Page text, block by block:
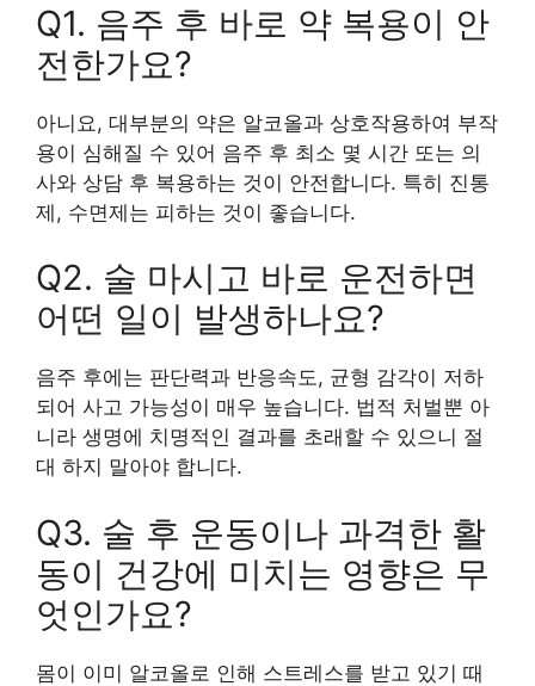
Q1. 음주 후 바로 약 복용이 안
전한가요?
아니요, 대부분의 약은 알코올과 상호작용하여 부작
용이 심해질 수 있어 음주 후 최소 몇 시간 또는 의
사와 상담 후 복용하는 것이 안전합니다. 특히 진통
제, 수면제는 피하는 것이 좋습니다.
Q2. 술 마시고 바로 운전하면
어떤 일이 발생하나요?
음주 후에는 판단력과 반응속도, 균형 감각이 저하
되어 사고 가능성이 매우 높습니다. 법적 처벌뿐 아
니라 생명에 치명적인 결과를 초래할 수 있으니 절
대 하지 말아야 합니다.
Q3. 술 후 운동이나 과격한 활
동이 건강에 미치는 영향은 무
엇인가요?
몸이 이미 알코올로 인해 스트레스를 받고 있기 때